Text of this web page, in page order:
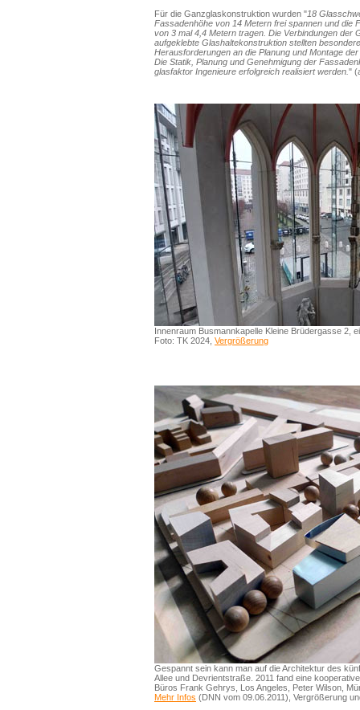
Für die Ganzglaskonstruktion wurden "18
Fassadenhöhe von 14 Metern frei spannen und die
von 3 mal 4,4 Metern tragen. Die Verbindungen der
aufgeklebte Glashaltekonstruktion stellten
Herausforderungen an die Planung und Montage
Die Statik, Planung und Genehmigung der
glasfaktor Ingenieure erfolgreich realisiert werden. "
Innenraum Busmannkapelle Kleine Brüdergasse 2,
Foto: TK 2024, Vergrößerung
Gespannt sein kann man auf die Architektur des
Allee und Devrientstraße. 2011 fand eine
Büros Frank Gehrys, Los Angeles, Peter Wilson,
Mehr Infos (DNN vom 09.06.2011), Vergrößerung